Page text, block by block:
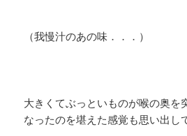
（我慢汁のあの味．．．）
大きくてぶっといものが喉の奥を
なったのを堪えた感覚も思い出し